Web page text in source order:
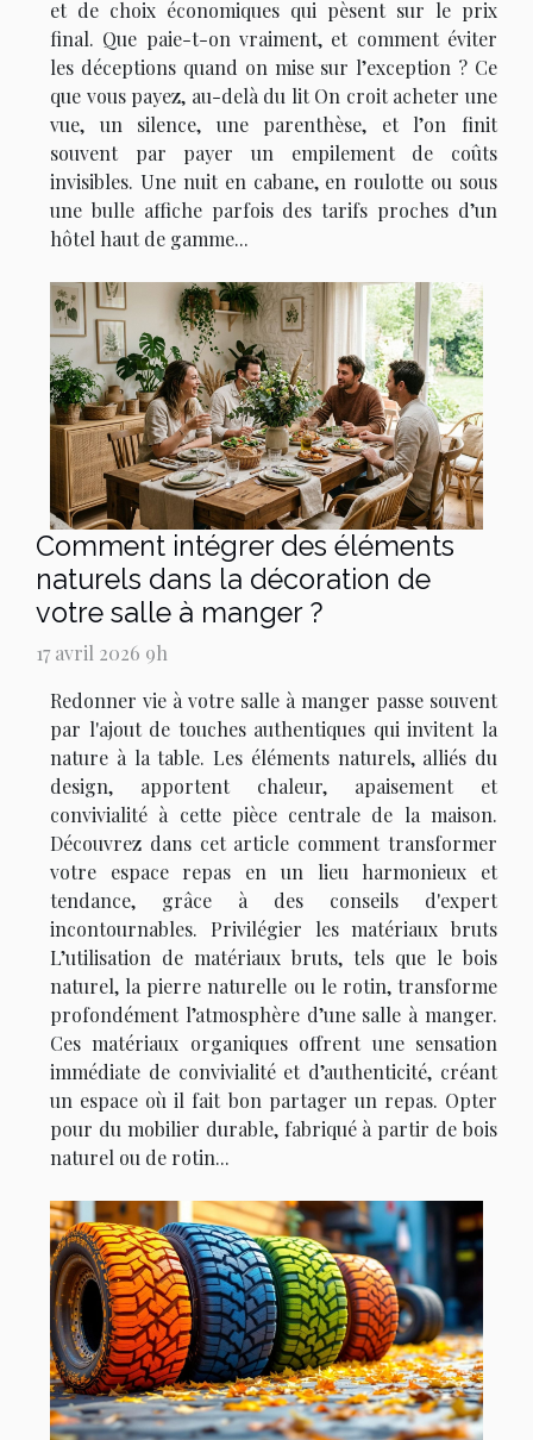
et de choix économiques qui pèsent sur le prix
final. Que paie-t-on vraiment, et comment éviter
les déceptions quand on mise sur l’exception ? Ce
que vous payez, au-delà du lit On croit acheter une
vue, un silence, une parenthèse, et l’on finit
souvent par payer un empilement de coûts
invisibles. Une nuit en cabane, en roulotte ou sous
une bulle affiche parfois des tarifs proches d’un
hôtel haut de gamme...
Comment intégrer des éléments
naturels dans la décoration de
votre salle à manger ?
17 avril 2026 9h
Redonner vie à votre salle à manger passe souvent
par l'ajout de touches authentiques qui invitent la
nature à la table. Les éléments naturels, alliés du
design, apportent chaleur, apaisement et
convivialité à cette pièce centrale de la maison.
Découvrez dans cet article comment transformer
votre espace repas en un lieu harmonieux et
tendance, grâce à des conseils d'expert
incontournables. Privilégier les matériaux bruts
L’utilisation de matériaux bruts, tels que le bois
naturel, la pierre naturelle ou le rotin, transforme
profondément l’atmosphère d’une salle à manger.
Ces matériaux organiques offrent une sensation
immédiate de convivialité et d’authenticité, créant
un espace où il fait bon partager un repas. Opter
pour du mobilier durable, fabriqué à partir de bois
naturel ou de rotin...